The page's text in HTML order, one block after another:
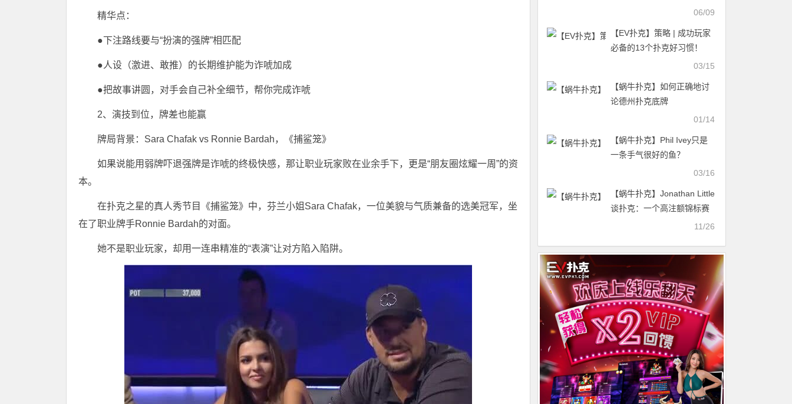
精华点：
●下注路线要与“扮演的强牌”相匹配
●人设（激进、敢推）的长期维护能为诈唬加成
●把故事讲圆，对手会自己补全细节，帮你完成诈唬
2、演技到位，牌差也能赢
牌局背景：Sara Chafak vs Ronnie Bardah，《捕鲨笼》
如果说能用弱牌吓退强牌是诈唬的终极快感，那让职业玩家败在业余手下，更是“朋友圈炫耀一周”的资
本。
在扑克之星的真人秀节目《捕鲨笼》中，芬兰小姐Sara Chafak，一位美貌与气质兼备的选美冠军，坐
在了职业牌手Ronnie Bardah的对面。
她不是职业玩家，却用一连串精准的“表演”让对方陷入陷阱。
06/09
【EV扑克】策略 | 成功玩家
必备的13个扑克好习惯！
03/15
【蜗牛扑克】如何正确地讨
论德州扑克底牌
01/14
【蜗牛扑克】Phil Ivey只是
一条手气很好的鱼？
03/16
【蜗牛扑克】​Jonathan Little
谈扑克：一个高注额锦标赛
11/26